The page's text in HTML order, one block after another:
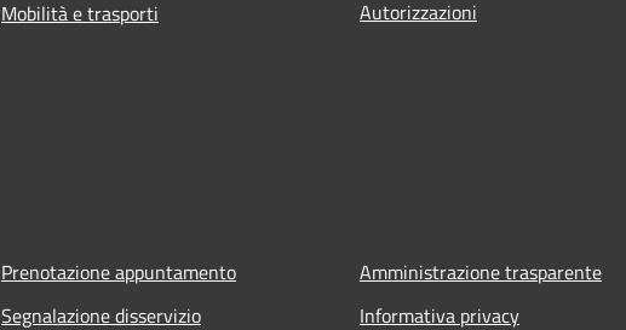
Mobilità e trasporti
Autorizzazioni
Prenotazione appuntamento
Segnalazione disservizio
Amministrazione trasparente
Informativa privacy